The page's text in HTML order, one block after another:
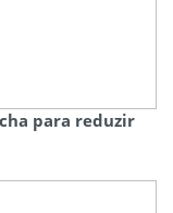
para reduzir